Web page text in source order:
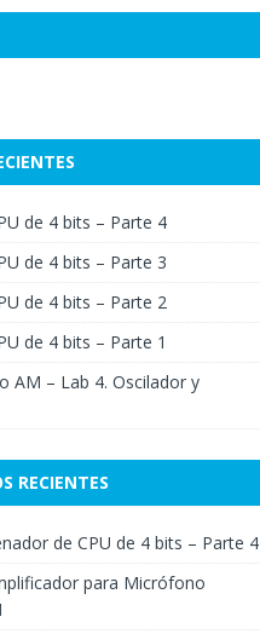
de 4 bits – Parte 4
de 4 bits – Parte 3
de 4 bits – Parte 2
de 4 bits – Parte 1
AM – Lab 4. Oscilador y
RECIENTES
de CPU de 4 bits – Parte 4
para Micrófono